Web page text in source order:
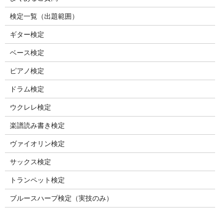
検定一覧（出題範囲）
ギター検定
ベース検定
ピアノ検定
ドラム検定
ウクレレ検定
楽譜読み書き検定
ヴァイオリン検定
サックス検定
トランペット検定
ブルースハープ検定（実技のみ）